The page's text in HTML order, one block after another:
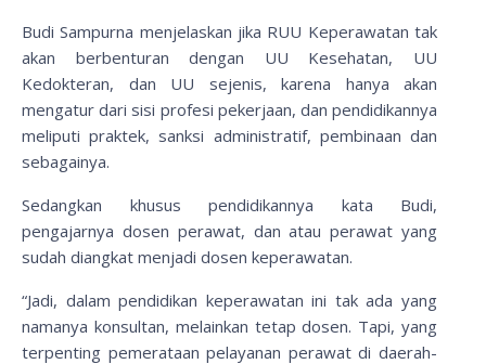
Budi Sampurna menjelaskan jika RUU Keperawatan tak
akan berbenturan dengan UU Kesehatan, UU
Kedokteran, dan UU sejenis, karena hanya akan
mengatur dari sisi profesi pekerjaan, dan pendidikannya
meliputi praktek, sanksi administratif, pembinaan dan
sebagainya.
Sedangkan khusus pendidikannya kata Budi,
pengajarnya dosen perawat, dan atau perawat yang
sudah diangkat menjadi dosen keperawatan.
“Jadi, dalam pendidikan keperawatan ini tak ada yang
namanya konsultan, melainkan tetap dosen. Tapi, yang
terpenting pemerataan pelayanan perawat di daerah-